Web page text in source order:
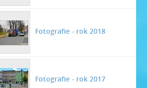
Fotografie - rok 2018
Fotografie - rok 2017